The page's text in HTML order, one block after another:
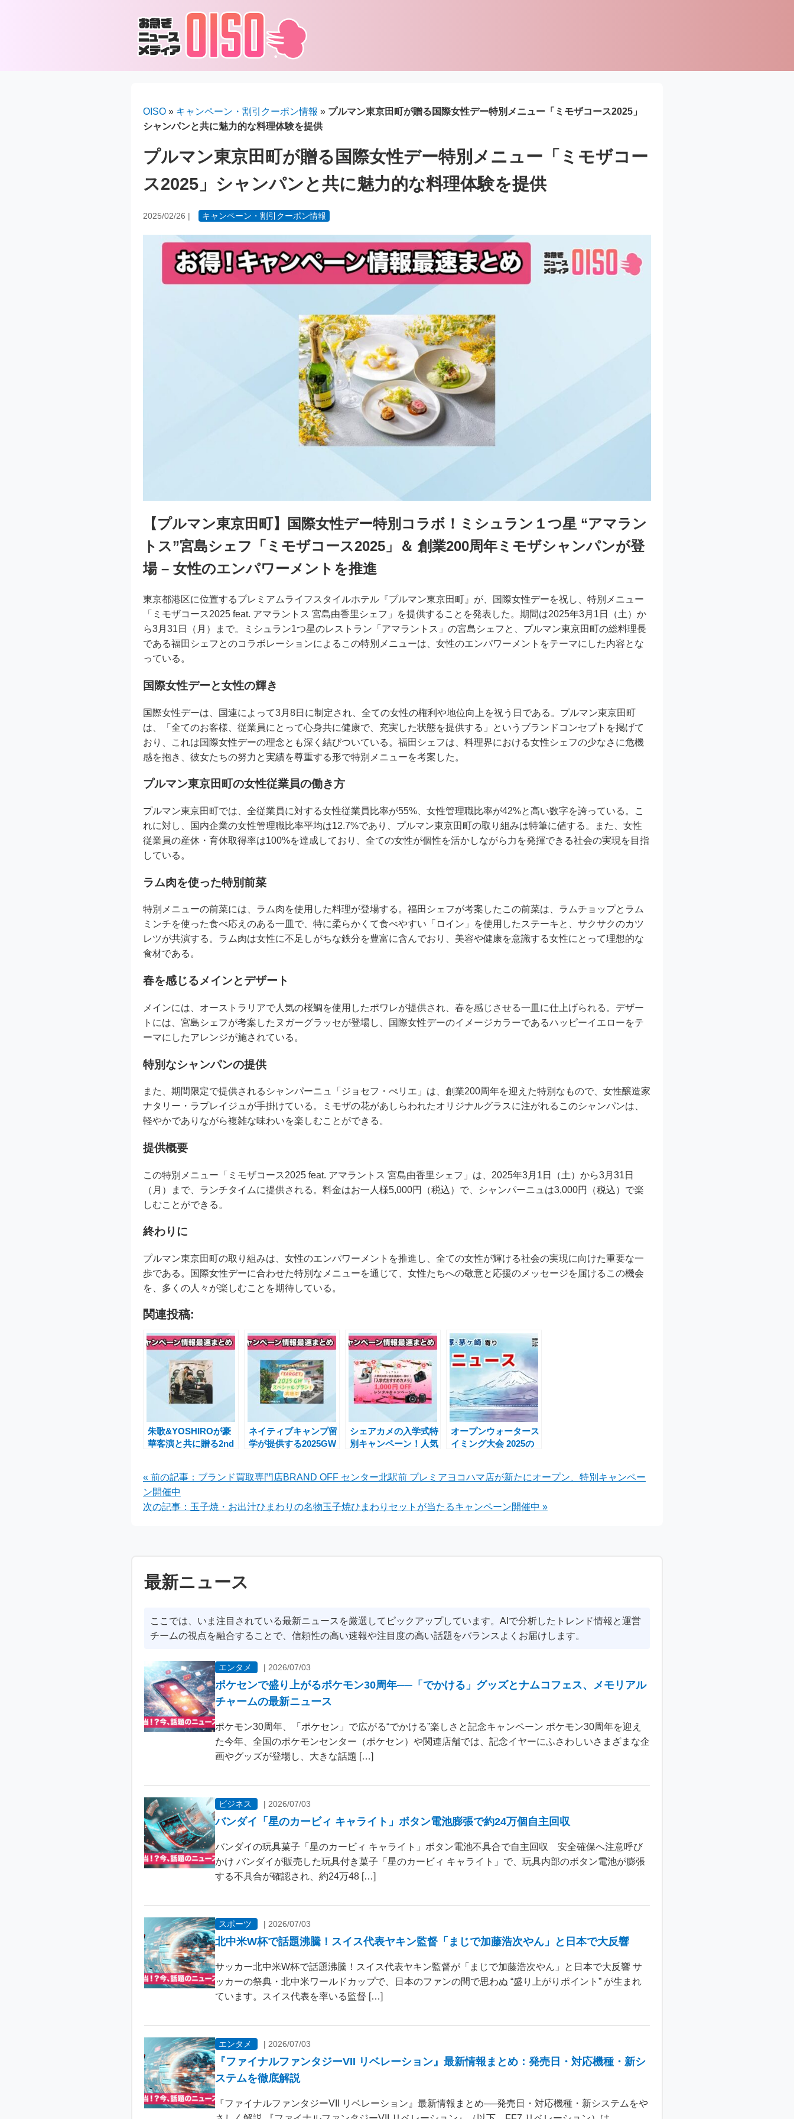
OISO » キャンペーン・割引クーポン情報 » プルマン東京田町が贈る国際女性デー特別メニュー「ミモザコース2025」
シャンパンと共に魅力的な料理体験を提供
プルマン東京田町が贈る国際女性デー特別メニュー「ミモザコー
ス2025」シャンパンと共に魅力的な料理体験を提供
2025/02/26 | キャンペーン・割引クーポン情報
【プルマン東京田町】国際女性デー特別コラボ！ミシュラン１つ星 “アマラン
トス”宮島シェフ「ミモザコース2025」＆ 創業200周年ミモザシャンパンが登
場 – 女性のエンパワーメントを推進
東京都港区に位置するプレミアムライフスタイルホテル『プルマン東京田町』が、国際女性デーを祝し、特別メニュー
「ミモザコース2025 feat. アマラントス 宮島由香里シェフ」を提供することを発表した。期間は2025年3月1日（土）か
ら3月31日（月）まで。ミシュラン1つ星のレストラン「アマラントス」の宮島シェフと、プルマン東京田町の総料理長
である福田シェフとのコラボレーションによるこの特別メニューは、女性のエンパワーメントをテーマにした内容とな
っている。
国際女性デーと女性の輝き
国際女性デーは、国連によって3月8日に制定され、全ての女性の権利や地位向上を祝う日である。プルマン東京田町
は、「全てのお客様、従業員にとって心身共に健康で、充実した状態を提供する」というブランドコンセプトを掲げて
おり、これは国際女性デーの理念とも深く結びついている。福田シェフは、料理界における女性シェフの少なさに危機
感を抱き、彼女たちの努力と実績を尊重する形で特別メニューを考案した。
プルマン東京田町の女性従業員の働き方
プルマン東京田町では、全従業員に対する女性従業員比率が55%、女性管理職比率が42%と高い数字を誇っている。こ
れに対し、国内企業の女性管理職比率平均は12.7%であり、プルマン東京田町の取り組みは特筆に値する。また、女性
従業員の産休・育休取得率は100%を達成しており、全ての女性が個性を活かしながら力を発揮できる社会の実現を目指
している。
ラム肉を使った特別前菜
特別メニューの前菜には、ラム肉を使用した料理が登場する。福田シェフが考案したこの前菜は、ラムチョップとラム
ミンチを使った食べ応えのある一皿で、特に柔らかくて食べやすい「ロイン」を使用したステーキと、サクサクのカツ
レツが共演する。ラム肉は女性に不足しがちな鉄分を豊富に含んでおり、美容や健康を意識する女性にとって理想的な
食材である。
春を感じるメインとデザート
メインには、オーストラリアで人気の桜鯛を使用したポワレが提供され、春を感じさせる一皿に仕上げられる。デザー
トには、宮島シェフが考案したヌガーグラッセが登場し、国際女性デーのイメージカラーであるハッピーイエローをテ
ーマにしたアレンジが施されている。
特別なシャンパンの提供
また、期間限定で提供されるシャンパーニュ「ジョセフ・ぺリエ」は、創業200周年を迎えた特別なもので、女性醸造家
ナタリー・ラプレイジュが手掛けている。ミモザの花があしらわれたオリジナルグラスに注がれるこのシャンパンは、
軽やかでありながら複雑な味わいを楽しむことができる。
提供概要
この特別メニュー「ミモザコース2025 feat. アマラントス 宮島由香里シェフ」は、2025年3月1日（土）から3月31日
（月）まで、ランチタイムに提供される。料金はお一人様5,000円（税込）で、シャンパーニュは3,000円（税込）で楽
しむことができる。
終わりに
プルマン東京田町の取り組みは、女性のエンパワーメントを推進し、全ての女性が輝ける社会の実現に向けた重要な一
歩である。国際女性デーに合わせた特別なメニューを通じて、女性たちへの敬意と応援のメッセージを届けるこの機会
を、多くの人々が楽しむことを期待している。
関連投稿:
朱歌&YOSHIROが豪
華客演と共に贈る2nd
年2月28日配信決定
ネイティブキャンプ留
学が提供する2025GW
シェアカメの入学式特
別キャンペーン！人気
オープンウォータース
イミング大会 2025の
« 前の記事：ブランド買取専門店BRAND OFF センター北駅前 プレミアヨコハマ店が新たにオープン、特別キャンペー
ン開催中
次の記事：玉子焼・お出汁ひまわりの名物玉子焼ひまわりセットが当たるキャンペーン開催中 »
最新ニュース
ここでは、いま注目されている最新ニュースを厳選してピックアップしています。AIで分析したトレンド情報と運営
チームの視点を融合することで、信頼性の高い速報や注目度の高い話題をバランスよくお届けします。
エンタメ | 2026/07/03
ポケセンで盛り上がるポケモン30周年──「でかける」グッズとナムコフェス、メモリアル
チャームの最新ニュース
ポケモン30周年、「ポケセン」で広がる“でかける”楽しさと記念キャンペーン ポケモン30周年を迎え
た今年、全国のポケモンセンター（ポケセン）や関連店舗では、記念イヤーにふさわしいさまざまな企
画やグッズが登場し、大きな話題 […]
ビジネス | 2026/07/03
バンダイ「星のカービィ キャライト」ボタン電池膨張で約24万個自主回収
バンダイの玩具菓子「星のカービィ キャライト」ボタン電池不具合で自主回収 安全確保へ注意呼び
かけ バンダイが販売した玩具付き菓子「星のカービィ キャライト」で、玩具内部のボタン電池が膨張
する不具合が確認され、約24万48 […]
スポーツ | 2026/07/03
北中米W杯で話題沸騰！スイス代表ヤキン監督「まじで加藤浩次やん」と日本で大反響
サッカー北中米W杯で話題沸騰！スイス代表ヤキン監督が「まじで加藤浩次やん」と日本で大反響 サ
ッカーの祭典・北中米ワールドカップで、日本のファンの間で思わぬ “盛り上がりポイント” が生まれ
ています。スイス代表を率いる監督 […]
エンタメ | 2026/07/03
『ファイナルファンタジーVII リベレーション』最新情報まとめ：発売日・対応機種・新シ
ステムを徹底解説
『ファイナルファンタジーVII リベレーション』最新情報まとめ──発売日・対応機種・新システムをや